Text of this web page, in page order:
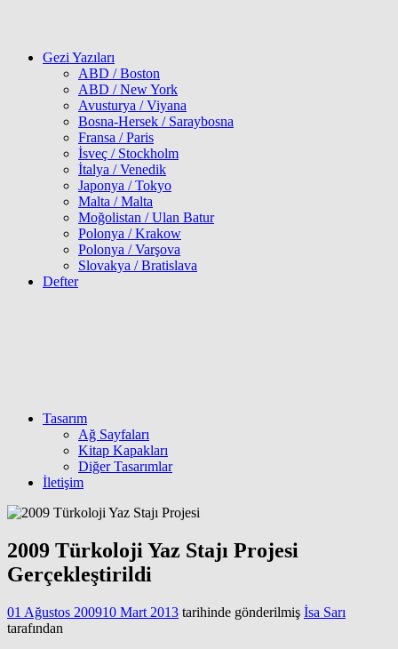
Gezi Yazıları
ABD / Boston
ABD / New York
Avusturya / Viyana
Bosna-Hersek / Saraybosna
Fransa / Paris
İsveç / Stockholm
İtalya / Venedik
Japonya / Tokyo
Malta / Malta
Moğolistan / Ulan Batur
Polonya / Krakow
Polonya / Varşova
Slovakya / Bratislava
Defter
Tasarım
Ağ Sayfaları
Kitap Kapakları
Diğer Tasarımlar
İletişim
2009 Türkoloji Yaz Stajı Projesi
Gerçekleştirildi
01 Ağustos 200910 Mart 2013 tarihinde gönderilmiş İsa Sarı
tarafından